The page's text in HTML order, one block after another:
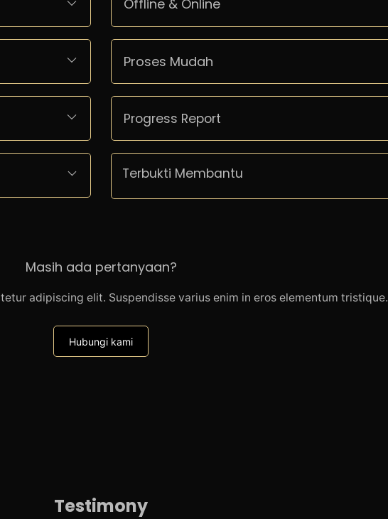
Offline & Online
Proses Mudah
Progress Report
Terbukti Membantu
Masih ada pertanyaan?
adipiscing elit. Suspendisse varius enim in eros elementum tristique.
Hubungi kami
Testimony